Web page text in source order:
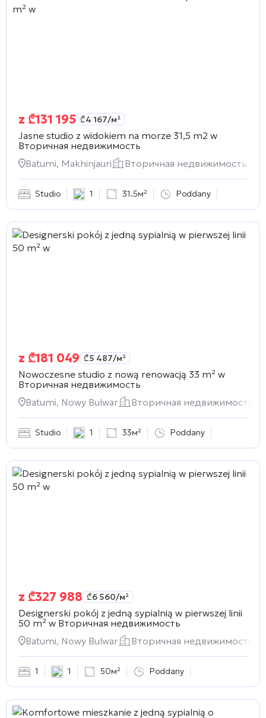
z ₾131 195 ₾4 167/м²
Jasne studio z widokiem na morze 31,5 m2 w
Вторичная недвижимость
Batumi, Makhinjauri
Вторичная недвижимость
Studio 1 31.5м² Poddany
z ₾181 049 ₾5 487/м²
Nowoczesne studio z nową renowacją 33 m² w
Вторичная недвижимость
Batumi, Nowy Bulwar
Вторичная недвижимость
Studio 1 33м² Poddany
z ₾327 988 ₾6 560/м²
Designerski pokój z jedną sypialnią w pierwszej linii
50 m² w Вторичная недвижимость
Batumi, Nowy Bulwar
Вторичная недвижимость
1 1 50м² Poddany